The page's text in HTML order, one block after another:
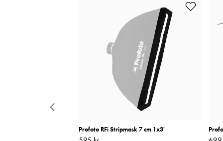
Profoto RFi Stripmask 7 cm 1x3'